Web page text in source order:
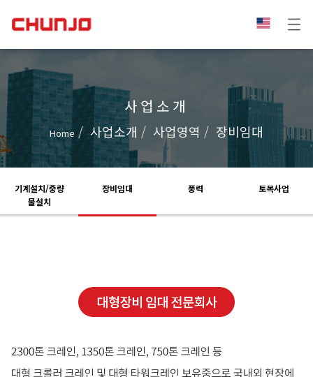
사업소개
Home 사업소개 사업영역 장비임대
기계설치/중량
물설치
장비임대 풍력 토목사업